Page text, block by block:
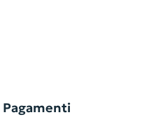
Pagamenti